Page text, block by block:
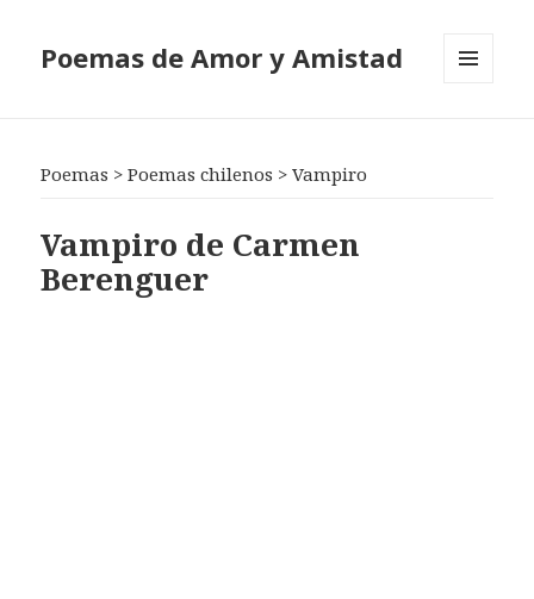
Poemas de Amor y Amistad
Poemas >Poemas chilenos >Vampiro
Vampiro de Carmen
Berenguer